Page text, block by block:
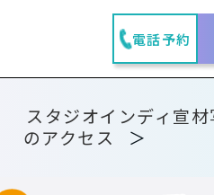
電話予約
スタジオインディ宣
のアクセス